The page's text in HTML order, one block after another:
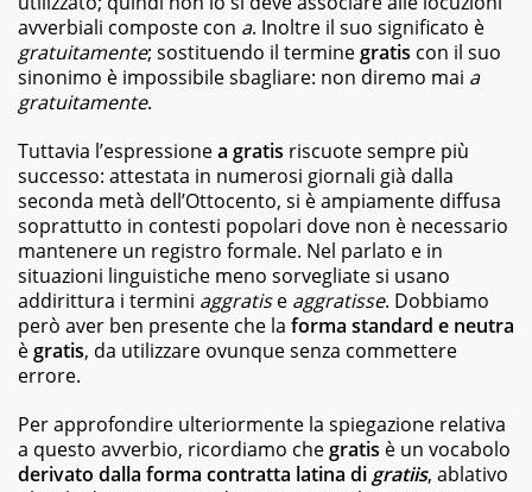
classica
ai
best
seller,
dagli
illustrati
per
bambini
ai
graphic
novel,
fino
ai
ricettari
e
avverbiali composte con a. Inoltre il suo significato è
gratuitamente; sostituendo il terminegratis con il suo
sinonimo è impossibile sbagliare: non diremo mai a
gratuitamente.
Tuttavia l’espressionea gratis riscuote sempre più
successo: attestata in numerosi giornali già dalla
seconda metà dell’Ottocento, si è ampiamente diffusa
soprattutto in contesti popolari dove non è necessario
mantenere un registro formale. Nel parlato e in
situazioni linguistiche meno sorvegliate si usano
addirittura i termini aggratise aggratisse. Dobbiamo
però aver ben presente che la forma standard e neutra
ègratis, da utilizzare ovunque senza commettere
errore.
Per approfondire ulteriormente la spiegazione relativa
a questo avverbio, ricordiamo chegratis è un vocabolo
derivato dalla forma contratta latina di gratiis, ablativo